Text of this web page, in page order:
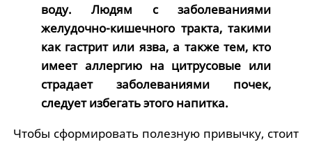
воду. Людям с заболеваниями
желудочно-кишечного тракта, такими
как гастрит или язва, а также тем, кто
имеет аллергию на цитрусовые или
страдает заболеваниями почек,
следует избегать этого напитка.
Чтобы сформировать полезную привычку, стоит